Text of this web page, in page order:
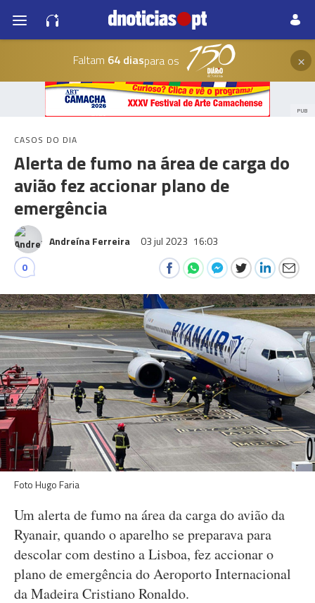
Faltam 64 diaspara os ×
PUB
CASOS DO DIA
Alerta de fumo na área de carga do
avião fez accionar plano de
emergência
Andreína Ferreira 03 jul 2023 16:03
0
Foto Hugo Faria
Um alerta de fumo na área da carga do avião da
Ryanair, quando o aparelho se preparava para
descolar com destino a Lisboa, fez accionar o
plano de emergência do Aeroporto Internacional
da Madeira Cristiano Ronaldo.